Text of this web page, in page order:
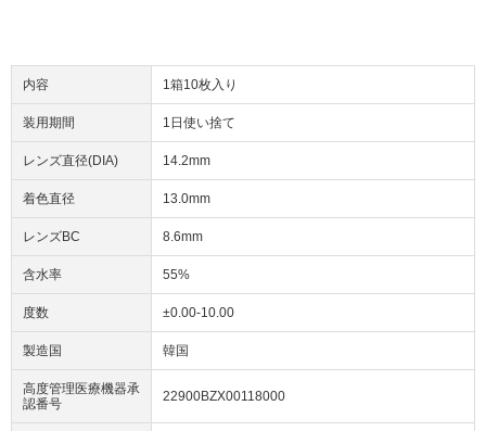
内容 1箱10枚入り
装用期間 1日使い捨て
レンズ直径(DIA) 14.2mm
着色直径 13.0mm
レンズBC 8.6mm
含水率 55%
度数 ±0.00-10.00
製造国 韓国
高度管理医療機器承
認番号
22900BZX00118000